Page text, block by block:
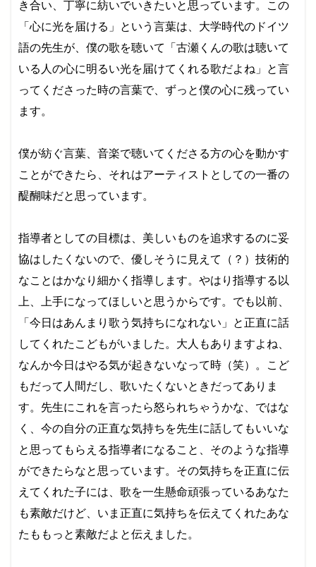
き合い、丁寧に紡いでいきたいと思っています。この
「心に光を届ける」という言葉は、大学時代のドイツ
語の先生が、僕の歌を聴いて「古瀬くんの歌は聴いて
いる人の心に明るい光を届けてくれる歌だよね」と言
ってくださった時の言葉で、ずっと僕の心に残ってい
ます。
僕が紡ぐ言葉、音楽で聴いてくださる方の心を動かす
ことができたら、それはアーティストとしての一番の
醍醐味だと思っています。
指導者としての目標は、美しいものを追求するのに妥
協はしたくないので、優しそうに見えて（？）技術的
なことはかなり細かく指導します。やはり指導する以
上、上手になってほしいと思うからです。でも以前、
「今日はあんまり歌う気持ちになれない」と正直に話
してくれたこどもがいました。大人もありますよね、
なんか今日はやる気が起きないなって時（笑）。こど
もだって人間だし、歌いたくないときだってありま
す。先生にこれを言ったら怒られちゃうかな、ではな
く、今の自分の正直な気持ちを先生に話してもいいな
と思ってもらえる指導者になること、そのような指導
ができたらなと思っています。その気持ちを正直に伝
えてくれた子には、歌を一生懸命頑張っているあなた
も素敵だけど、いま正直に気持ちを伝えてくれたあな
たももっと素敵だよと伝えました。